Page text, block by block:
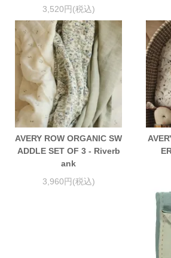
3,520円(税込)
AVERY ROW ORGANIC SW
ADDLE SET OF 3 - Riverb
ank
3,960円(税込)